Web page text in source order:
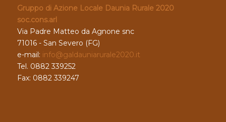
Gruppo di Azione Locale Daunia Rurale 2020
soc.cons.arl
Via Padre Matteo da Agnone snc
71016 - San Severo (FG)
e-mail: info@galdauniarurale2020.it
Tel. 0882 339252
Fax: 0882 339247